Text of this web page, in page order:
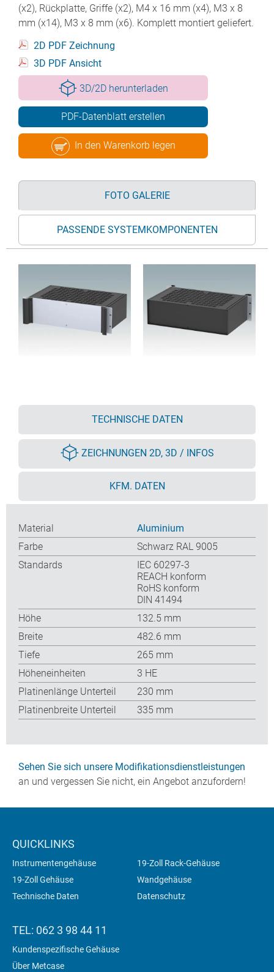
(x2), Rückplatte, Griffe (x2), M4 x 16 mm (x4), M3 x 8
mm (x14), M3 x 8 mm (x6). Komplett montiert geliefert.
2D PDF Zeichnung
3D PDF Ansicht
3D/2D herunterladen
PDF-Datenblatt erstellen
In den Warenkorb legen
FOTO GALERIE
PASSENDE SYSTEMKOMPONENTEN
TECHNISCHE DATEN
ZEICHNUNGEN 2D, 3D / INFOS
KFM. DATEN
Material
Aluminium
Farbe
Schwarz RAL 9005
Standards
IEC 60297-3
REACH konform
RoHS konform
DIN 41494
Höhe
132.5 mm
Breite
482.6 mm
Tiefe
265 mm
Höheneinheiten
3 HE
Platinenlänge Unterteil
230 mm
Platinenbreite Unterteil
335 mm
Sehen Sie sich unsere Modifikationsdienstleistungen
an und vergessen Sie nicht, ein Angebot anzufordern!
QUICKLINKS
Instrumentengehäuse
19-Zoll Rack-Gehäuse
19-Zoll Gehäuse
Wandgehäuse
Technische Daten
Datenschutz
TEL: 062 3 98 44 11
Kundenspezifische Gehäuse
Über Metcase